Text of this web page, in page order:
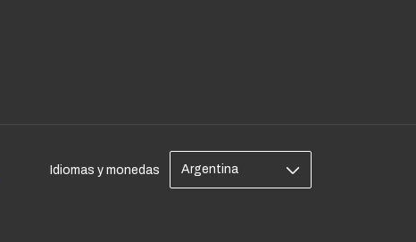
Idiomas y monedas